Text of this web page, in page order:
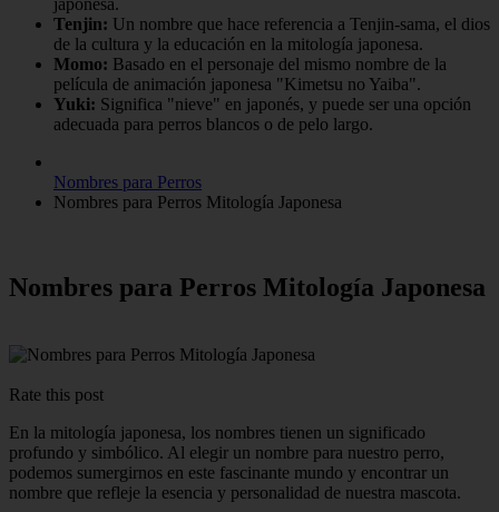
Tenjin: Un nombre que hace referencia a Tenjin-sama, el dios
de la cultura y la educación en la mitología japonesa.
Momo: Basado en el personaje del mismo nombre de la
película de animación japonesa "Kimetsu no Yaiba".
Yuki: Significa "nieve" en japonés, y puede ser una opción
adecuada para perros blancos o de pelo largo.
Nombres para Perros
Nombres para Perros Mitología Japonesa
Nombres para Perros Mitología Japonesa
Rate this post
En la mitología japonesa, los nombres tienen un significado
profundo y simbólico. Al elegir un nombre para nuestro perro,
podemos sumergirnos en este fascinante mundo y encontrar un
nombre que refleje la esencia y personalidad de nuestra mascota.